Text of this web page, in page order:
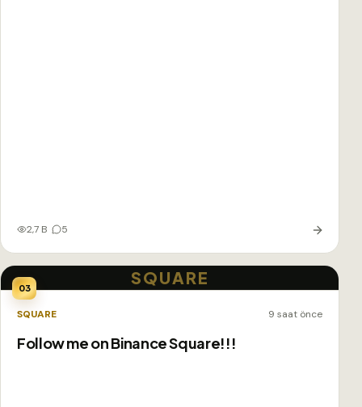
2,7 B 5
SQUARE
03
SQUARE 9 saat önce
Follow me on Binance Square!!!